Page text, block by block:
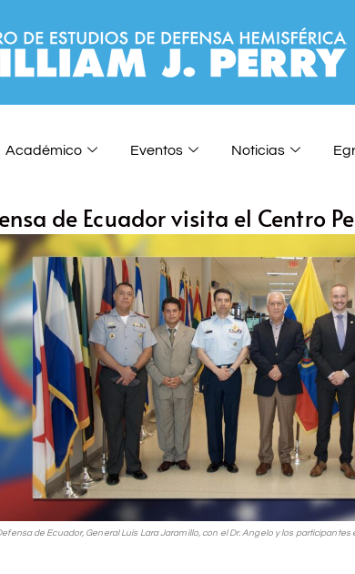
Académico Eventos Noticias
de Ecuador visita el Centro
de Ecuador, General Luis Lara Jaramillo, con el Dr. Angelo y los